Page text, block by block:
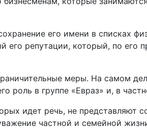
его имени в списках
репутации, который, по его
меры. На самом
роль в группе «Евраз» и, в
идет речь, не представляют
частной и семейной